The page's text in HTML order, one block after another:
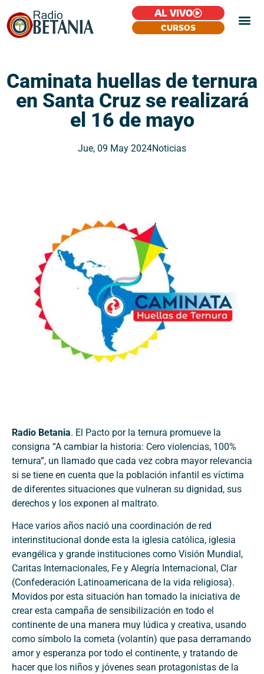
AL VIVO
CURSOS
Caminata huellas de ternura
en Santa Cruz se realizará
el 16 de mayo
Jue, 09 May 2024Noticias
Radio Betania. El Pacto por la ternura promueve la
consigna “A cambiar la historia: Cero violencias, 100%
ternura”, un llamado que cada vez cobra mayor relevancia
si se tiene en cuenta que la población infantil es víctima
de diferentes situaciones que vulneran su dignidad, sus
derechos y los exponen al maltrato.
Hace varios años nació una coordinación de red
interinstitucional donde esta la iglesia católica, iglesia
evangélica y grande instituciones como Visión Mundial,
Caritas Internacionales, Fe y Alegría Internacional, Clar
(Confederación Latinoamericana de la vida religiosa).
Movidos por esta situación han tomado la iniciativa de
crear esta campaña de sensibilización en todo el
continente de una manera muy lúdica y creativa, usando
como símbolo la cometa (volantín) que pasa derramando
amor y esperanza por todo el continente, y tratando de
hacer que los niños y jóvenes sean protagonistas de la